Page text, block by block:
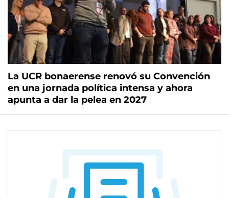
La UCR bonaerense renovó su Convención
en una jornada política intensa y ahora
apunta a dar la pelea en 2027